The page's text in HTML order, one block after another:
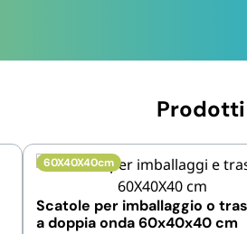
60X40X40cm
Scatole per imballaggio o
a doppia onda 60x40x40 cm